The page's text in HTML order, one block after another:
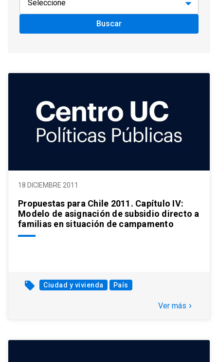
Buscar
18 DICIEMBRE 2011
Propuestas para Chile 2011. Capítulo IV:
Modelo de asignación de subsidio directo a
familias en situación de campamento
local_offer Ciudad y vivienda País
Ver más keyboard_arrow_right